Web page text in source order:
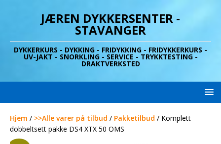
JÆREN DYKKERSENTER -
STAVANGER
DYKKERKURS - DYKKING - FRIDYKKING - FRIDYKKERKURS -
UV-JAKT - SNORKLING - SERVICE - TRYKKTESTING -
DRAKTVERKSTED
Hjem / >>Alle varer på tilbud / Pakketilbud / Komplett
dobbeltsett pakke DS4 XTX 50 OMS